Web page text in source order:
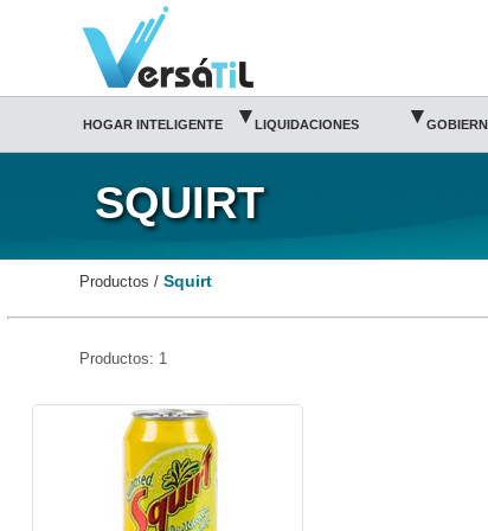
Somos distribuidor SQUIRT autorizado
HOGAR INTELIGENTE ▾ LIQUIDACIONES ▾
SQUIRT
Productos /Squirt
Productos: 1
AP00017-22104-Squirt